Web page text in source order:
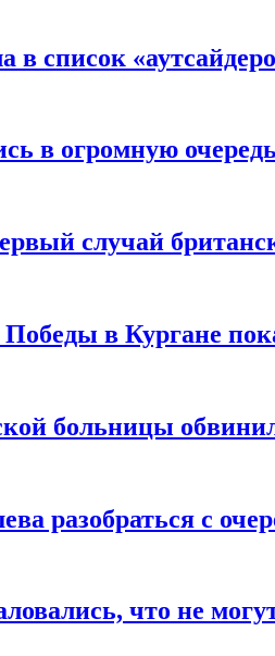
в список
в огромную
случай
в Кургане
больницы
разобраться с
что не